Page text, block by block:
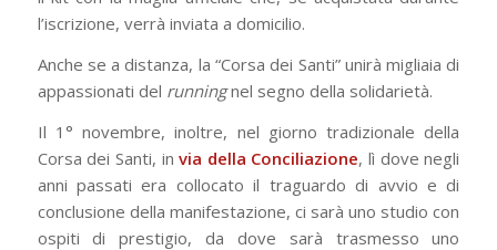
l’iscrizione, verrà inviata a domicilio.
Anche se a distanza, la “Corsa dei Santi” unirà migliaia di
appassionati del runningnel segno della solidarietà.
Il 1° novembre, inoltre, nel giorno tradizionale della
Corsa dei Santi, invia della Conciliazione, lì dove negli
anni passati era collocato il traguardo di avvio e di
conclusione della manifestazione, ci sarà uno studio con
ospiti di prestigio, da dove sarà trasmesso uno